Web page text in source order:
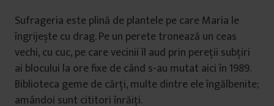
Sufrageria este plină de plantele pe care Maria le
îngrijește cu drag. Pe un perete tronează un ceas
vechi, cu cuc, pe care vecinii îl aud prin pereții subțiri
ai blocului la ore fixe de când s-au mutat aici în 1989.
Biblioteca geme de cărți, multe dintre ele îngălbenite;
amândoi sunt cititori înrăiți.